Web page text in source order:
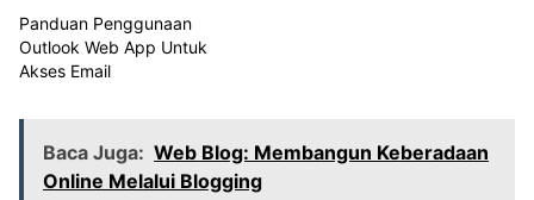
Panduan Penggunaan
Outlook Web App Untuk
Akses Email
Baca Juga: Web Blog: Membangun Keberadaan
Online Melalui Blogging